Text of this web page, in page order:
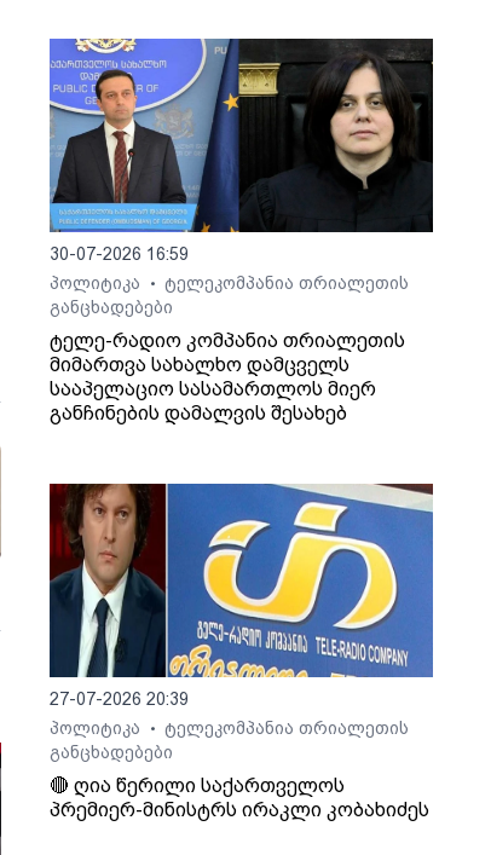
30-07-2026 16:59
პოლიტიკა
•
ტელეკომპანია თრიალეთის
განცხადებები
ტელე-რადიო კომპანია თრიალეთის
მიმართვა სახალხო დამცველს
სააპელაციო სასამართლოს მიერ
განჩინების დამალვის შესახებ
27-07-2026 20:39
პოლიტიკა
•
ტელეკომპანია თრიალეთის
განცხადებები
🔴 ღია წერილი საქართველოს
პრემიერ-მინისტრს ირაკლი კობახიძეს